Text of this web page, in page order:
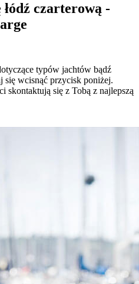
czarterową -
typów jachtów bądź
się wcisnąć przycisk poniżej.
skontaktują się z Tobą z najlepszą